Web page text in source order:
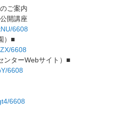
ご案内
開講座
6608
）■
6608
ンターWebサイト）■
6608
6608